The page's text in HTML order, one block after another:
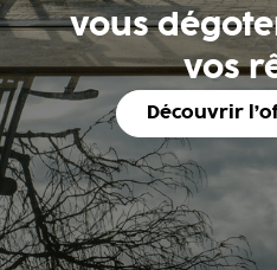
vous
vos
Découvrir